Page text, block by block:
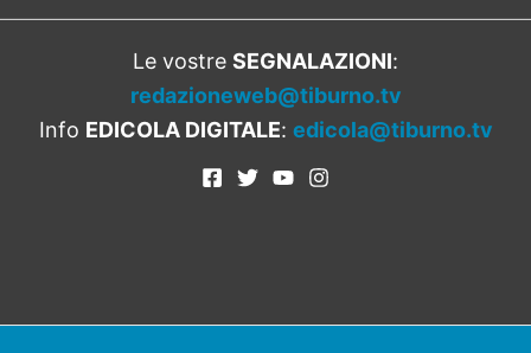
Le vostre SEGNALAZIONI:
redazioneweb@tiburno.tv
Info EDICOLA DIGITALE: edicola@tiburno.tv